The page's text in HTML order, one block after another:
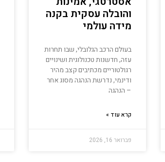
והובלה עסקית בקנה
מידה עולמי
בעולם הרכב הגלובלי, שבו תחרות
עזה, חדשנות טכנולוגית ושינויים
רגולטוריים מכתיבים קצב מהיר
ודינמי, נדרשת הנהגה מסוג אחר
– הנהגה
קרא עוד »
פברואר 16, 2026